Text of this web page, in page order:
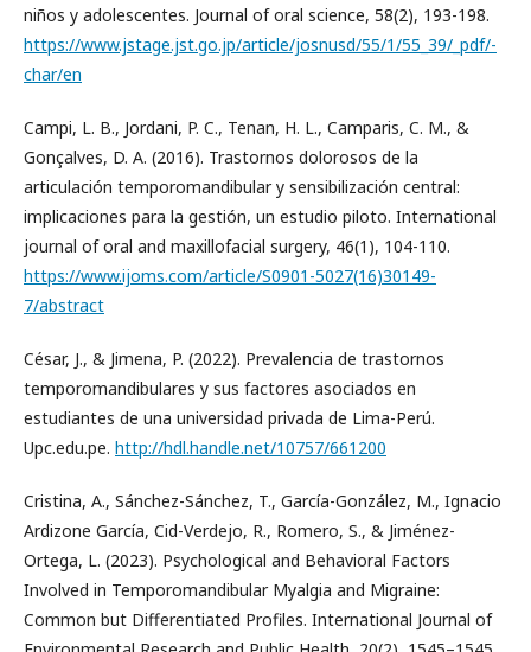
niños y adolescentes. Journal of oral science, 58(2), 193-198.
https://www.jstage.jst.go.jp/article/josnusd/55/1/55_39/_pdf/-
char/en
Campi, L. B., Jordani, P. C., Tenan, H. L., Camparis, C. M., &
Gonçalves, D. A. (2016). Trastornos dolorosos de la
articulación temporomandibular y sensibilización central:
implicaciones para la gestión, un estudio piloto. International
journal of oral and maxillofacial surgery, 46(1), 104-110.
https://www.ijoms.com/article/S0901-5027(16)30149-
7/abstract
César, J., & Jimena, P. (2022). Prevalencia de trastornos
temporomandibulares y sus factores asociados en
estudiantes de una universidad privada de Lima-Perú.
Upc.edu.pe. http://hdl.handle.net/10757/661200
Cristina, A., Sánchez-Sánchez, T., García-González, M., Ignacio
Ardizone García, Cid-Verdejo, R., Romero, S., & Jiménez-
Ortega, L. (2023). Psychological and Behavioral Factors
Involved in Temporomandibular Myalgia and Migraine:
Common but Differentiated Profiles. International Journal of